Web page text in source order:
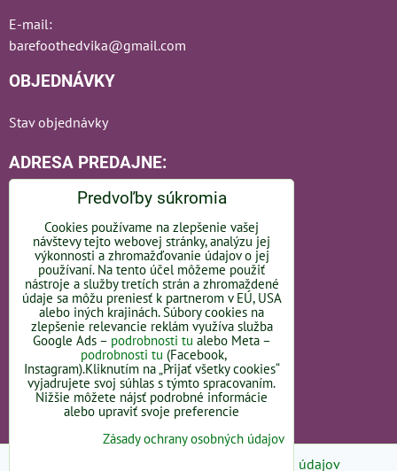
E-mail:
barefoothedvika@gmail.com
OBJEDNÁVKY
Stav objednávky
ADRESA PREDAJNE:
Bratislavská 110
92101 Piešťany
Slovakia
OTVÁRACIE HODINY -LINK
Zásady ochrany osobných údajov
Predvoľby súkromia
Cookies používame na zlepšenie vašej
návštevy tejto webovej stránky, analýzu jej
výkonnosti a zhromažďovanie údajov o jej
používaní. Na tento účel môžeme použiť
nástroje a služby tretích strán a zhromaždené
údaje sa môžu preniesť k partnerom v EÚ, USA
alebo iných krajinách. Súbory cookies na
zlepšenie relevancie reklám využíva služba
Google Ads – podrobnosti tu alebo Meta –
podrobnosti tu (Facebook,
Instagram).Kliknutím na „Prijať všetky cookies“
vyjadrujete svoj súhlas s týmto spracovaním.
Nižšie môžete nájsť podrobné informácie
alebo upraviť svoje preferencie
Zásady ochrany osobných údajov